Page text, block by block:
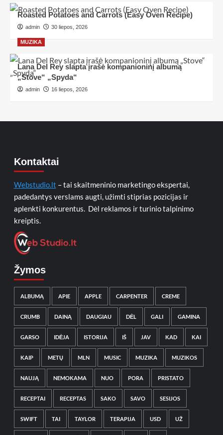
Roasted Potatoes and Carrots (Easy Oven Recipe)
admin 30 liepos, 2026
MUZIKA
Lana Del Rey slapta įrašė kompanioninį albumą
„Stove“ „Spyda“
admin 16 liepos, 2026
Kontaktai
Webstudio.lt – tai skaitmeninio marketingo ekspertai,
padedantys verslams augti, užimti stiprias pozicijas ir
aplenkti konkurentus. Dėl reklamos ir turinio talpinimo
kreiptis.
Žymos
ALBUMĄ APIE APPLE CARPENTER CREME
CRUMB DAINĄ DAUGIAU DĖL GALI GAMINA
GARSO IDĖJA ISTORIJA IŠ JAV KAD KAI
KAIP METŲ MLN MUSIC MUZIKA MUZIKOS
NAUJĄ NEMOKAMA NUO PORA PRISTATO
RECEPTAI RECEPTAS SAKO SAVO SESIJOS
SWIFT TAI TAYLOR TERAPIJA USD UŽ